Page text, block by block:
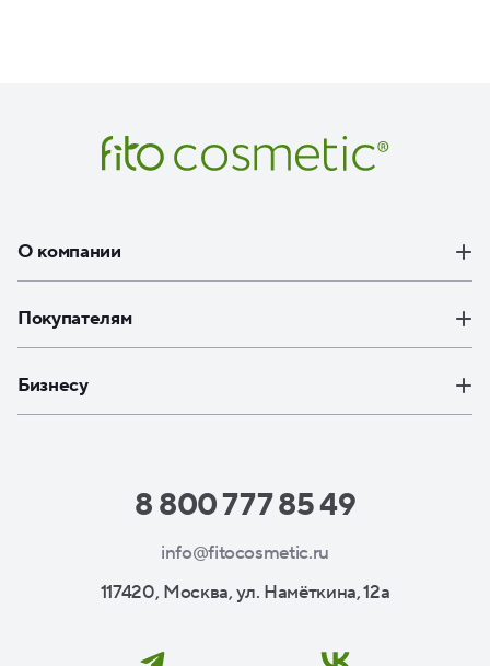
О компании
Покупателям
Бизнесу
8 800 777 85 49
info@fitocosmetic.ru
117420, Москва, ул. Намёткина, 12а